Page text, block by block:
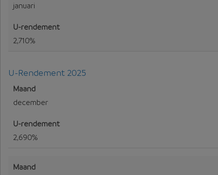
januari
2,710%
U-Rendement 2025
U-Rendement voor 2025
december
2,690%